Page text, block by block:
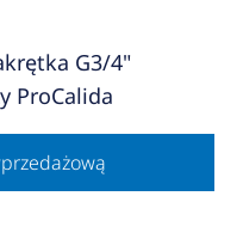
G3/4"
ProCalida